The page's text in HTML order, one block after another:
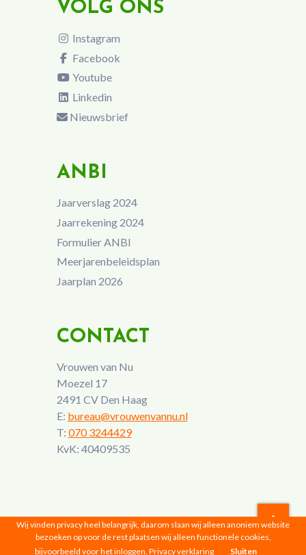
VOLG ONS
Instagram
Facebook
Youtube
Linkedin
Nieuwsbrief
ANBI
Jaarverslag 2024
Jaarrekening 2024
Formulier ANBI
Meerjarenbeleidsplan
Jaarplan 2026
CONTACT
Vrouwen van Nu
Moezel 17
2491 CV Den Haag
E: bureau@vrouwenvannu.nl
T: 070 3244429
KvK: 40409535
Vrouwen van Nu © 2026 |Privacyverklaring
Wij vinden privacy heel belangrijk, daarom slaan wij alleen anoniem website
bezoeken op voor de rest plaatsen wij alleen functionele cookies,
bijvoorbeeld voor het inloggen. Privacy verklaring Sluiten